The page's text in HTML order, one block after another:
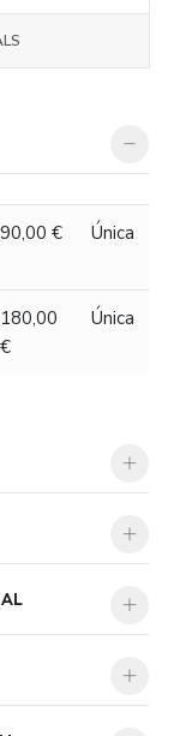
90,00 € Única
180,00
€
Única